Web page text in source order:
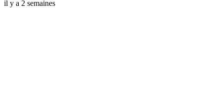
il y a 2 semaines